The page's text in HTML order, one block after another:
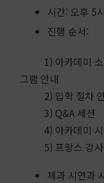
시간: 오후 5
진행 순서:
1) 아카데미 소
그램 안내
2) 입학 절차
3) Q&A 세션
4) 아카데미 시
5) 프랑스 강사
제과 시연과